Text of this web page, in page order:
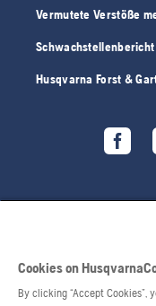
Vermutete Verstöße
Schwachstellenbericht
Husqvarna Forst &
Cookies on
By clicking “Accept Cookies”,